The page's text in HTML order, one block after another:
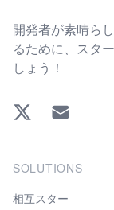
開発者が素晴ら
るために、スタ
しょう！
Twitter EMAIL
SOLUTIONS
相互スター